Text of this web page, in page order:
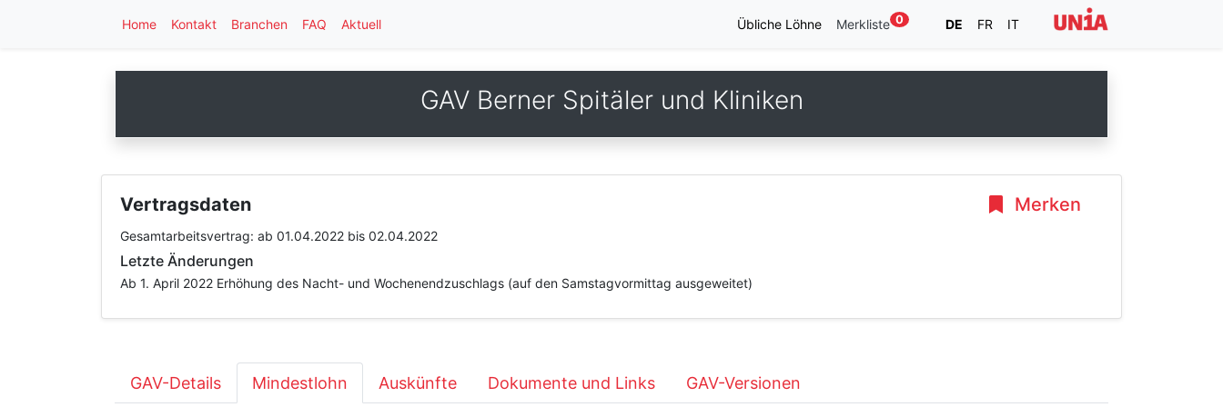
Home Kontakt Branchen FAQ Aktuell Übliche Löhne Merkliste 0 DE FR IT
GAV Berner Spitäler und Kliniken
Merken
Vertragsdaten
Gesamtarbeitsvertrag: ab 01.04.2022 bis 02.04.2022
Letzte Änderungen
Ab 1. April 2022 Erhöhung des Nacht- und Wochenendzuschlags (auf den Samstagvormittag ausgeweitet)
GAV-Details Mindestlohn Auskünfte Dokumente und Links GAV-Versionen